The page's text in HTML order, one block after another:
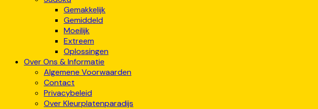
Gemakkelijk
Gemiddeld
Moeilijk
Extreem
Oplossingen
Over Ons & Informatie
Algemene Voorwaarden
Contact
Privacybeleid
Over Kleurplatenparadijs